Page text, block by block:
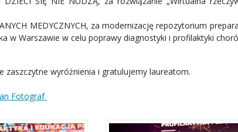
MEDYCZNYCH, za modernizację repozytorium
w Warszawie w celu poprawy diagnostyki i profilaktyki
zaszczytne wyróżnienia i gratulujemy laureatom.
Fotograf